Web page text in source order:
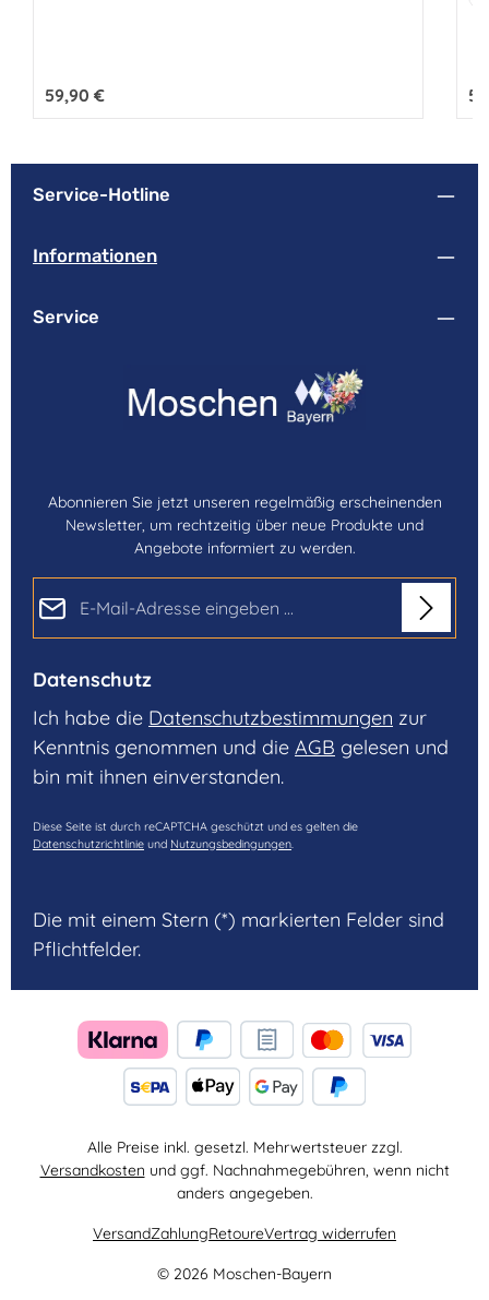
Regulärer Preis:
59,90 €
Service-Hotline
Informationen
Service
Abonnieren Sie jetzt unseren regelmäßig erscheinenden
Newsletter, um rechtzeitig über neue Produkte und
Angebote informiert zu werden.
Datenschutz
Ich habe die Datenschutzbestimmungen zur
Kenntnis genommen und die AGB gelesen und
bin mit ihnen einverstanden.
Diese Seite ist durch reCAPTCHA geschützt und es gelten die
Datenschutzrichtlinie und Nutzungsbedingungen.
Die mit einem Stern (*) markierten Felder sind
Pflichtfelder.
Alle Preise inkl. gesetzl. Mehrwertsteuer zzgl.
Versandkosten und ggf. Nachnahmegebühren, wenn nicht
anders angegeben.
© 2026 Moschen-Bayern
VersandZahlungRetoureVertrag widerrufen